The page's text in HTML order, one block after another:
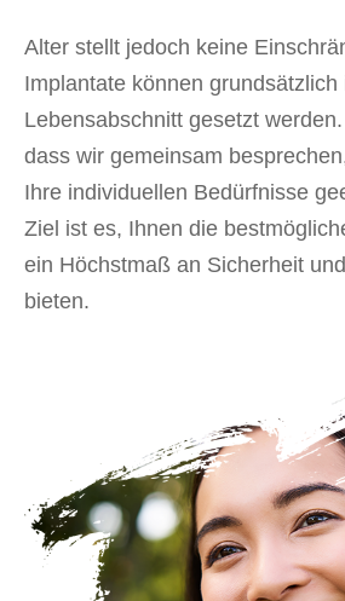
Alter stellt jedoch keine
Implantate können grundsätzlich
Lebensabschnitt gesetzt
dass wir gemeinsam
Ihre individuellen Bedürfnisse
Ziel ist es, Ihnen die
ein Höchstmaß an Sicherheit
bieten.